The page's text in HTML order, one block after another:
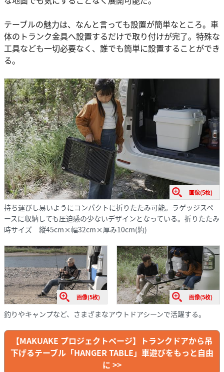
テーブルの魅力は、なんと言っても設置が簡単なところ。車
体のトランク金具へ設置するだけで取り付けが完了。特殊な
工具なども一切必要なく、誰でも簡単に設置することができ
る。
画像(5枚)
持ち運びし易いようにコンパクトに折りたたみ可能。ラゲッジスペ
ースに収納しても圧迫感の少ないデザインとなっている。折りたたみ
時サイズ 縦45cm×幅32cm×厚み10cm(約)
画像(5枚) 画像(5枚)
釣りやキャンプなど、さまざまなアウトドアシーンで活躍する。
【MAKUAKE プロジェクトページ】トランクドアから吊
下げるテーブル「HANGER TABLE」車遊びをもっと自由
に >>